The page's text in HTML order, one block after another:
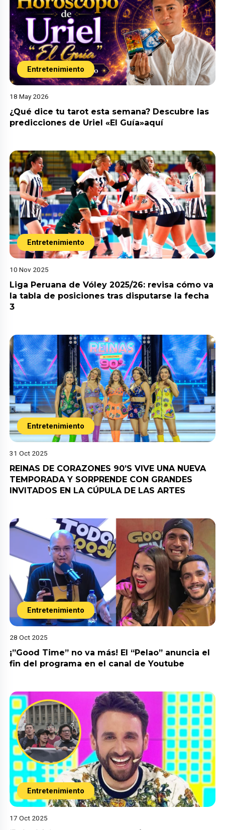
Entretenimiento
18 May 2026
¿Qué dice tu tarot esta semana? Descubre las
predicciones de Uriel «El Guía»aquí
Entretenimiento
10 Nov 2025
Liga Peruana de Vóley 2025/26: revisa cómo va
la tabla de posiciones tras disputarse la fecha
3
Entretenimiento
31 Oct 2025
REINAS DE CORAZONES 90’S VIVE UNA NUEVA
TEMPORADA Y SORPRENDE CON GRANDES
INVITADOS EN LA CÚPULA DE LAS ARTES
Entretenimiento
28 Oct 2025
¡”Good Time” no va más! El “Pelao” anuncia el
fin del programa en el canal de Youtube
Entretenimiento
17 Oct 2025